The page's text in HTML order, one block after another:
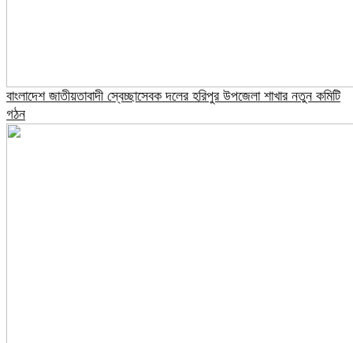
বাংলাদেশ জাতীয়তাবাদী স্বেচ্ছাসেবক দলের হরিপুর উপজেলা শাখার নতুন কমিটি
গঠন